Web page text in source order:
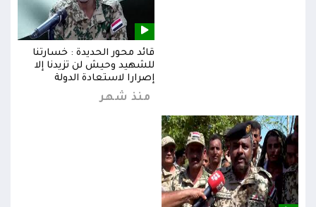
قائد محور الحديدة : خسارتنا
للشهيد وحيش لن تزيدنا إلا
إصرارا لاستعادة الدولة
منذ شهر